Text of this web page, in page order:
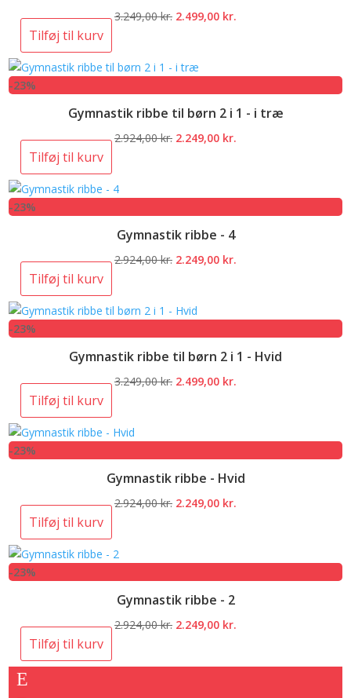
3.249,00kr. Den
var:
2.499,00 kr.
Tilføj til kurv
-23%
Gymnastik ribbe til børn 2 i 1 - i træ
2.924,00kr. Den
2.249,00 kr.
Tilføj til kurv
-23%
Gymnastik ribbe - 4
2.924,00kr. Den
var:
2.249,00 kr.
Tilføj til kurv
-23%
Gymnastik ribbe til børn 2 i 1 - Hvid
3.249,00kr. Den
2.499,00 kr.
Tilføj til kurv
-23%
Gymnastik ribbe - Hvid
2.924,00kr. Den
2.249,00 kr.
Tilføj til kurv
-23%
Gymnastik ribbe - 2
2.924,00kr. Den
2.249,00 kr.
Tilføj til kurv